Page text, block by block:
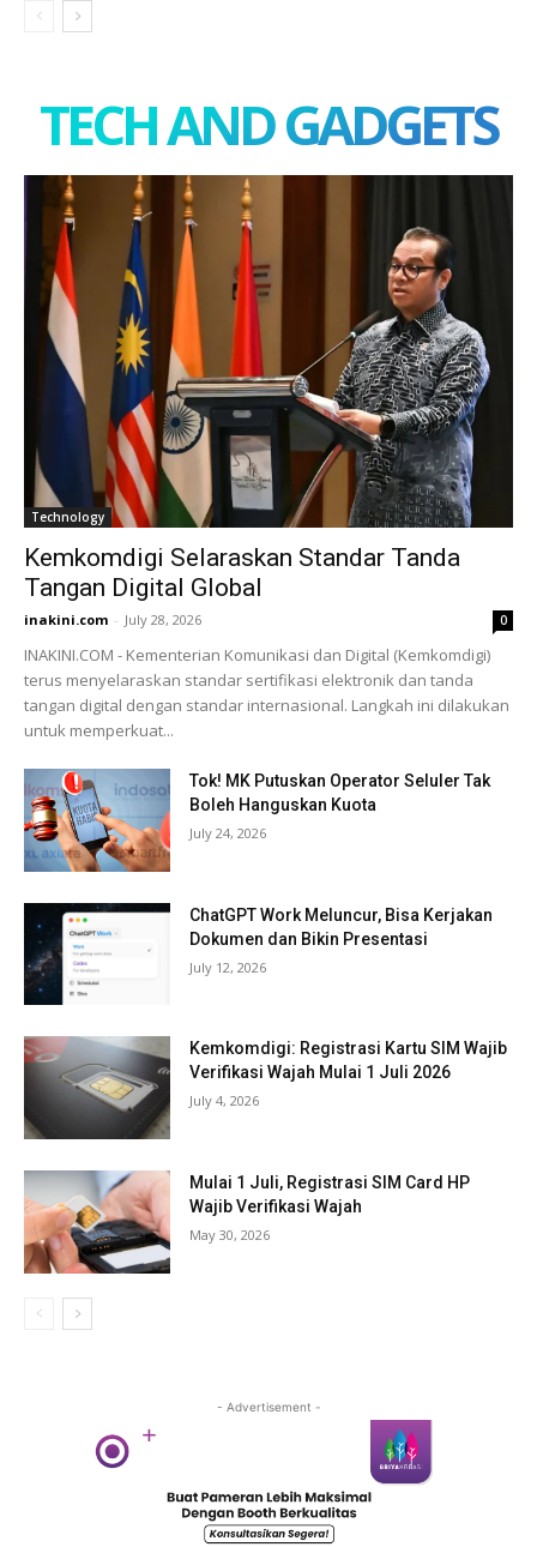
TECH AND GADGETS
Technology
Kemkomdigi Selaraskan Standar Tanda
Tangan Digital Global
inakini.com - July 28, 2026 0
INAKINI.COM - Kementerian Komunikasi dan Digital (Kemkomdigi)
terus menyelaraskan standar sertifikasi elektronik dan tanda
tangan digital dengan standar internasional. Langkah ini dilakukan
untuk memperkuat...
Tok! MK Putuskan Operator Seluler Tak
Boleh Hanguskan Kuota
July 24, 2026
ChatGPT Work Meluncur, Bisa Kerjakan
Dokumen dan Bikin Presentasi
July 12, 2026
Kemkomdigi: Registrasi Kartu SIM Wajib
Verifikasi Wajah Mulai 1 Juli 2026
July 4, 2026
Mulai 1 Juli, Registrasi SIM Card HP
Wajib Verifikasi Wajah
May 30, 2026
- Advertisement -